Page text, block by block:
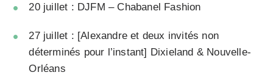
20 juillet : DJFM – Chabanel Fashion
27 juillet : [Alexandre et deux invités non
déterminés pour l’instant] Dixieland & Nouvelle-
Orléans